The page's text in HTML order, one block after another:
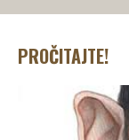
PROČITAJTE!